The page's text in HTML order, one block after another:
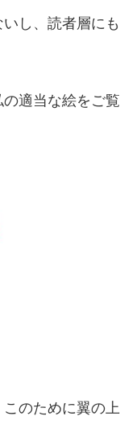
し、読者層にも
適当な絵をご覧
のために翼の上